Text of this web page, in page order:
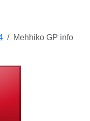
Mehhiko GP info